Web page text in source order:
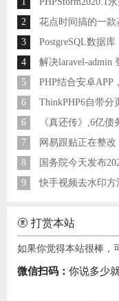
2
3
PostgreSQL数据
4
解决laravel-admin
5
6
ThinkPHP6自带分
6
《真还传》,6亿
7
网易跟贴正在整
8
9
快手视频去水印
打赏本站
如果你觉得本站很棒，
微信扫码： 你说多少